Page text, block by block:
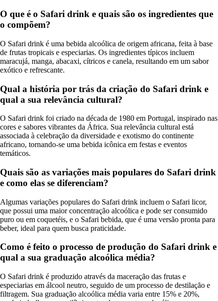
O que é o Safari drink e quais são os ingredientes que
o compõem?
O Safari drink é uma bebida alcoólica de origem africana, feita à base
de frutas tropicais e especiarias. Os ingredientes típicos incluem
maracujá, manga, abacaxi, cítricos e canela, resultando em um sabor
exótico e refrescante.
Qual a história por trás da criação do Safari drink e
qual a sua relevância cultural?
O Safari drink foi criado na década de 1980 em Portugal, inspirado nas
cores e sabores vibrantes da África. Sua relevância cultural está
associada à celebração da diversidade e exotismo do continente
africano, tornando-se uma bebida icônica em festas e eventos
temáticos.
Quais são as variações mais populares do Safari drink
e como elas se diferenciam?
Algumas variações populares do Safari drink incluem o Safari licor,
que possui uma maior concentração alcoólica e pode ser consumido
puro ou em coquetéis, e o Safari bebida, que é uma versão pronta para
beber, ideal para quem busca praticidade.
Como é feito o processo de produção do Safari drink e
qual a sua graduação alcoólica média?
O Safari drink é produzido através da maceração das frutas e
especiarias em álcool neutro, seguido de um processo de destilação e
filtragem. Sua graduação alcoólica média varia entre 15% e 20%,